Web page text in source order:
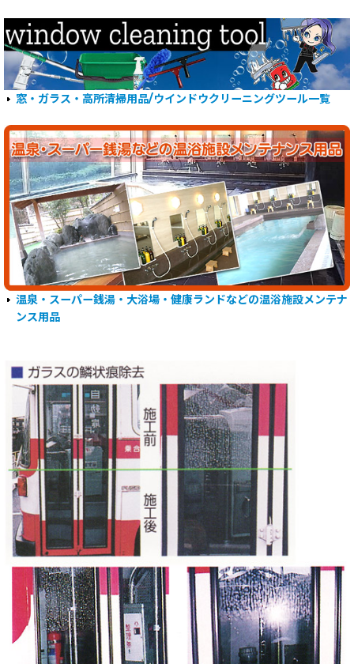
窓・ガラス・高所清掃用品/ウインドウクリーニングツール一覧
温泉・スーパー銭湯・大浴場・健康ランドなどの温浴施設メンテナ
ンス用品